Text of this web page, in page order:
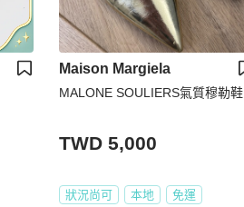
Maison Margiela
MALONE SOULIERS氣質穆勒鞋
TWD 5,000
狀況尚可 本地 免運